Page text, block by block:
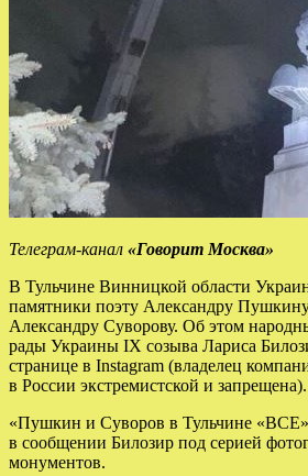
Телеграм-канал «Говорит Москва»
В Тульчине Винницкой области
памятники поэту Александру
Александру Суворову. Об этом
рады Украины IX созыва Лариса
странице в Instagram (владелец
в России экстремистской и запрещена).
«Пушкин и Суворов в Тульчине
в сообщении Билозир под серией
монументов.